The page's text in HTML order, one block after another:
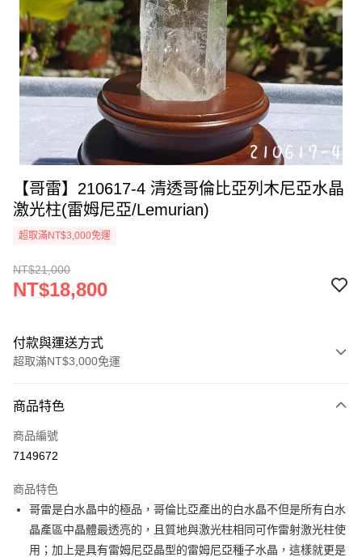
【哥雷】210617-4 清透哥倫比亞列木尼亞水晶
激光柱(雷姆尼亞/Lemurian)
超取滿NT$3,000免運
NT$21,000
NT$18,800
付款與運送方式
超取滿NT$3,000免運
信用卡一次付款
超商取貨付款
Apple Pay
街口支付
商品特色
商品編號
7149672
商品特色
哥雷是白水晶中的極品，哥倫比亞產出的白水晶不但是所有白水
晶產區中晶體最透亮的，且質地與激光柱相同可作雷射激光柱使
用；加上是具有雷姆尼亞晶型的雷姆尼亞種子水晶，這樣就更是